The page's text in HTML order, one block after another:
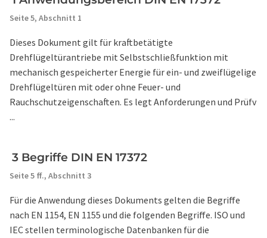
Seite 5, Abschnitt 1
Dieses Dokument gilt für kraftbetätigte
Drehflügeltürantriebe mit Selbstschließfunktion mit
mechanisch gespeicherter Energie für ein- und zweiflügelige
Drehflügeltüren mit oder ohne Feuer- und
Rauchschutzeigenschaften. Es legt Anforderungen und Prüfv
...
3 Begriffe DIN EN 17372
Seite 5 ff., Abschnitt 3
Für die Anwendung dieses Dokuments gelten die Begriffe
nach EN 1154, EN 1155 und die folgenden Begriffe. ISO und
IEC stellen terminologische Datenbanken für die